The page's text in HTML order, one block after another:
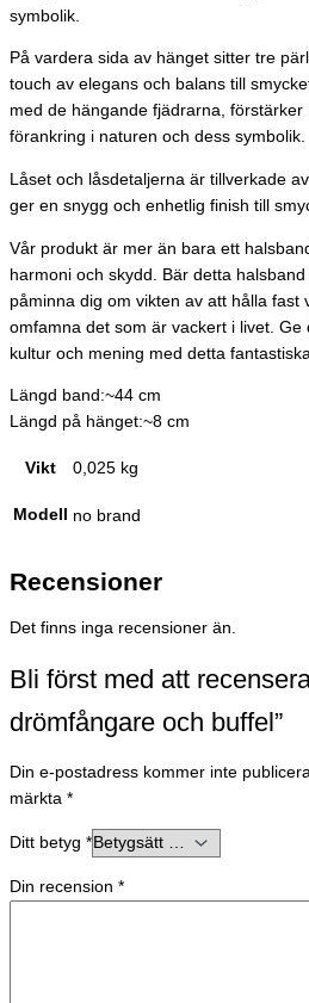
symbolik.
På vardera sida av hänget sitter tre
touch av elegans och balans till
med de hängande fjädrarna, förstärker
förankring i naturen och dess symbolik.
Låset och låsdetaljerna är tillverkade
ger en snygg och enhetlig finish till
Vår produkt är mer än bara ett
harmoni och skydd. Bär detta
påminna dig om vikten av att hålla fast
omfamna det som är vackert i livet.
kultur och mening med detta
Längd band:~44 cm
Längd på hänget:~8 cm
Vikt 0,025 kg
Modell no brand
Recensioner
Det finns inga recensioner än.
Bli först med att
drömfångare och buffel”
Din e-postadress kommer inte
märkta *
Ditt betyg *
Din recension *